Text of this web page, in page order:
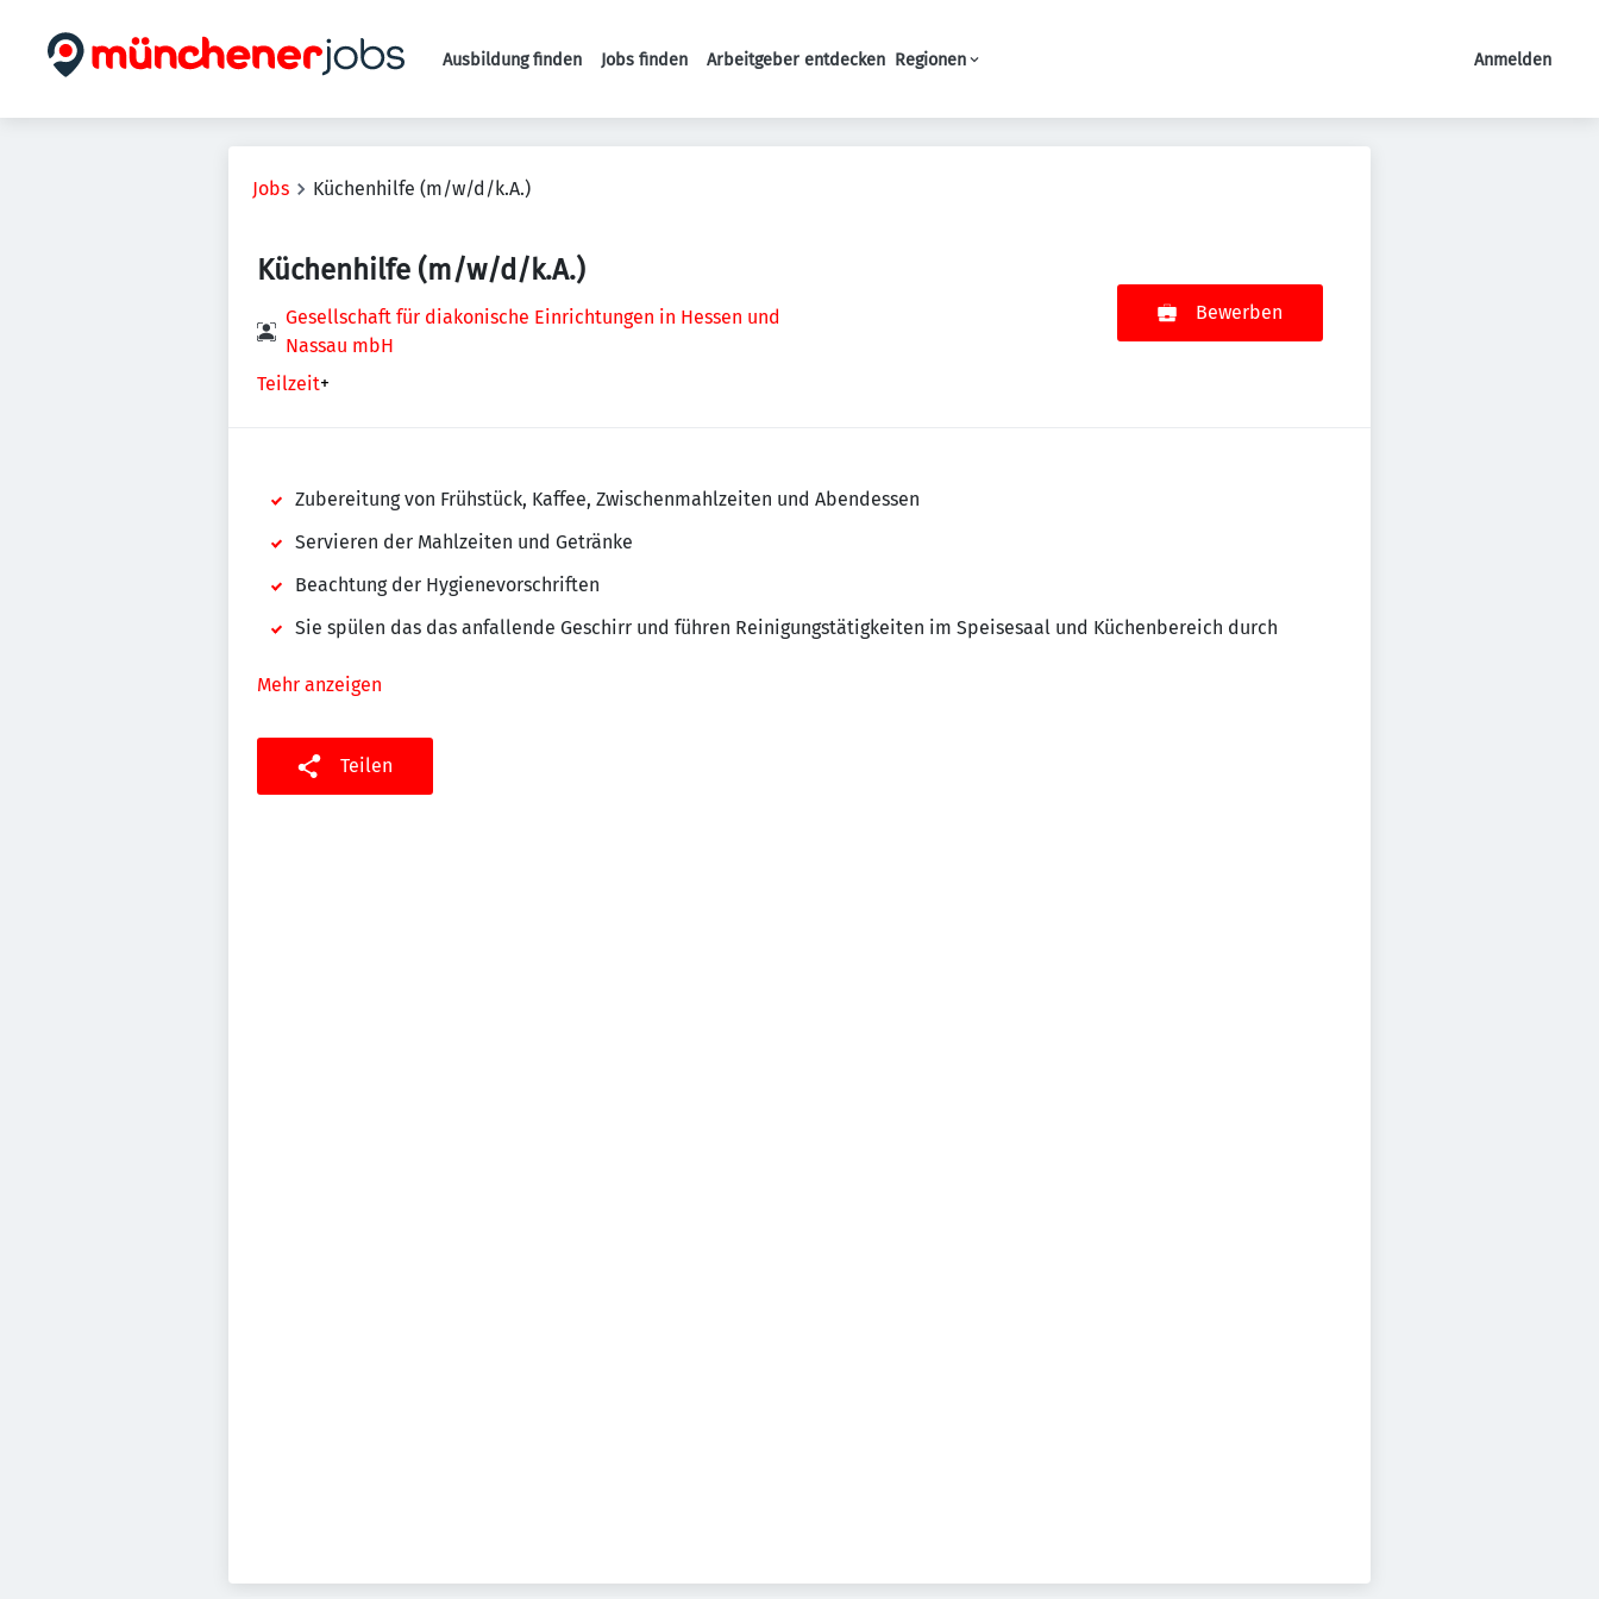
Haupt-Navigation
Ausbildung finden Jobs finden Arbeitgeber entdecken Regionen Anmelden
Jobs Küchenhilfe (m/w/d/k.A.)
Küchenhilfe (m/w/d/k.A.)
Gesellschaft für diakonische Einrichtungen in Hessen und
Nassau mbH
Teilzeit+
Bewerben
Zubereitung von Frühstück, Kaffee, Zwischenmahlzeiten und Abendessen
Servieren der Mahlzeiten und Getränke
Beachtung der Hygienevorschriften
Sie spülen das das anfallende Geschirr und führen Reinigungstätigkeiten im Speisesaal und Küchenbereich durch
Mehr anzeigen
Teilen